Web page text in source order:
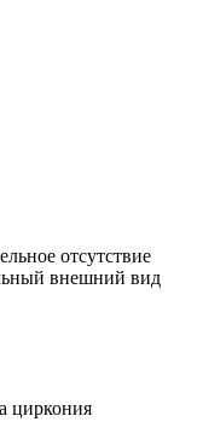
отсутствие
внешний вид
циркония